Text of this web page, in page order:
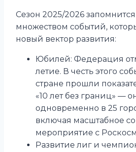
Сезон 2025/2026
множеством событий,
новый вектор развития:
Юбилей: Федерация
летие. В честь этого
стране прошли
«10 лет без границ» —
одновременно в 25
включая масштабное
мероприятие с
Развитие лиг и